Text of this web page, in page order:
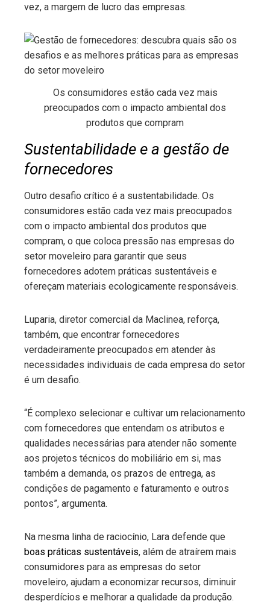
vez, a margem de lucro das empresas.
Os consumidores estão cada vez mais
preocupados com o impacto ambiental dos
produtos que compram
Sustentabilidade e a gestão de
fornecedores
Outro desafio crítico é a sustentabilidade. Os
consumidores estão cada vez mais preocupados
com o impacto ambiental dos produtos que
compram, o que coloca pressão nas empresas do
setor moveleiro para garantir que seus
fornecedores adotem práticas sustentáveis e
ofereçam materiais ecologicamente responsáveis.
Luparia, diretor comercial da Maclinea, reforça,
também, que encontrar fornecedores
verdadeiramente preocupados em atender às
necessidades individuais de cada empresa do setor
é um desafio.
“É complexo selecionar e cultivar um relacionamento
com fornecedores que entendam os atributos e
qualidades necessárias para atender não somente
aos projetos técnicos do mobiliário em si, mas
também a demanda, os prazos de entrega, as
condições de pagamento e faturamento e outros
pontos”, argumenta.
Na mesma linha de raciocínio, Lara defende que
boas práticas sustentáveis, além de atraírem mais
consumidores para as empresas do setor
moveleiro, ajudam a economizar recursos, diminuir
desperdícios e melhorar a qualidade da produção.